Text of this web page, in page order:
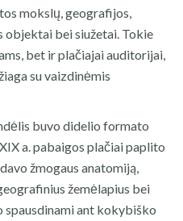
mokslų, geografijos,
bei siužetai. Tokie
bet ir plačiajai auditorijai,
su vaizdinėmis
buvo didelio formato
a. pabaigos plačiai paplito
žmogaus anatomiją,
žemėlapius bei
spausdinami ant kokybiško